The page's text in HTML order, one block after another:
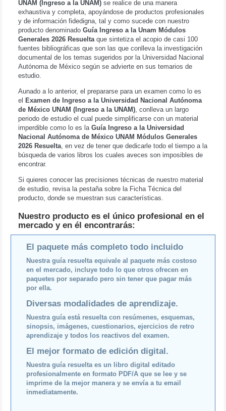
UNAM (Ingreso a la UNAM) se realice de una manera
exhaustiva y completa, apoyándose de productos profesionales
y de información fidedigna, tal y como sucede con nuestro
producto denominado Guía Ingreso a la Unam Módulos
Generales 2026 Resuelta que sintetiza el acopio de casi 100
fuentes bibliográficas que son las que conlleva la investigación
documental de los temas sugeridos por la Universidad Nacional
Autónoma de México según se advierte en sus temarios de
estudio.
Aunado a lo anterior, el prepararse para un examen como lo es
el Examen de Ingreso a la Universidad Nacional Autónoma
de México UNAM (Ingreso a la UNAM) , conlleva un largo
periodo de estudio el cual puede simplificarse con un material
imperdible como lo es la Guía Ingreso a la Universidad
Nacional Autónoma de México UNAM Módulos Generales
2026 Resuelta , en vez de tener que dedicarle todo el tiempo a la
búsqueda de varios libros los cuales aveces son imposibles de
encontrar.
Si quieres conocer las precisiones técnicas de nuestro material
de estudio, revisa la pestaña sobre la Ficha Técnica del
producto, donde se muestran sus características.
Nuestro producto es el único profesional en el
mercado y en él encontrarás:
El paquete más completo todo incluido
Nuestra guía resuelta equivale al paquete más costoso
en el mercado, incluye todo lo que otros ofrecen en
paquetes por separado pero sin tener que pagar más
por ella.
Diversas modalidades de aprendizaje.
Nuestra guía está resuelta con resúmenes, esquemas,
sinopsis, imágenes, cuestionarios, ejercicios de retro
aprendizaje y todos los reactivos del examen.
El mejor formato de edición digital.
Nuestra guía resuelta es un libro digital editado
profesionalmente en formato PDF/A que se lee y se
imprime de la mejor manera y se envía a tu email
inmediatamente.